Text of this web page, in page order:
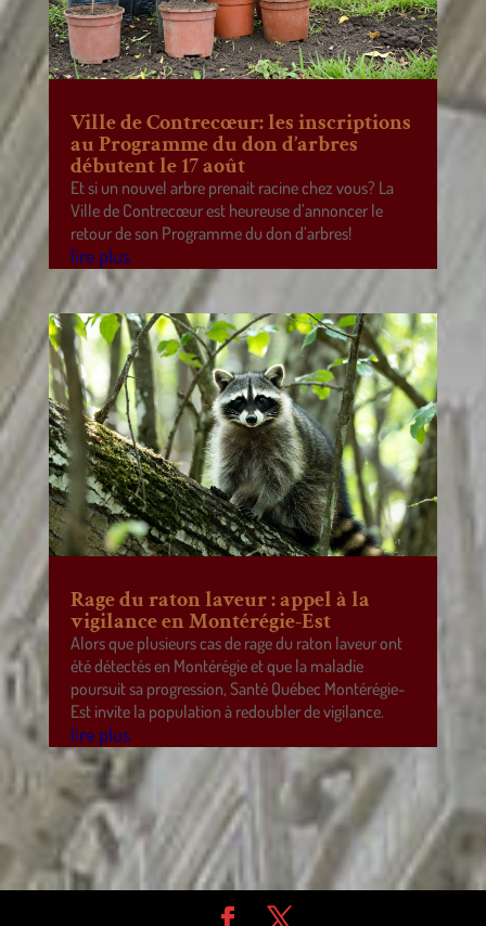
Ville de Contrecœur: les inscriptions
au Programme du don d’arbres
débutent le 17 août
Et si un nouvel arbre prenait racine chez vous? La
Ville de Contrecœur est heureuse d’annoncer le
retour de son Programme du don d’arbres!
lire plus
Rage du raton laveur : appel à la
vigilance en Montérégie-Est
Alors que plusieurs cas de rage du raton laveur ont
été détectés en Montérégie et que la maladie
poursuit sa progression, Santé Québec Montérégie-
Est invite la population à redoubler de vigilance.
lire plus